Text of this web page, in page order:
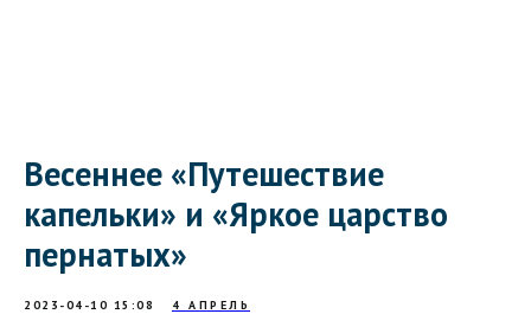
Весеннее «Путешествие
капельки» и «Яркое царство
пернатых»
2023-04-10 15:08 4 АПРЕЛЬ